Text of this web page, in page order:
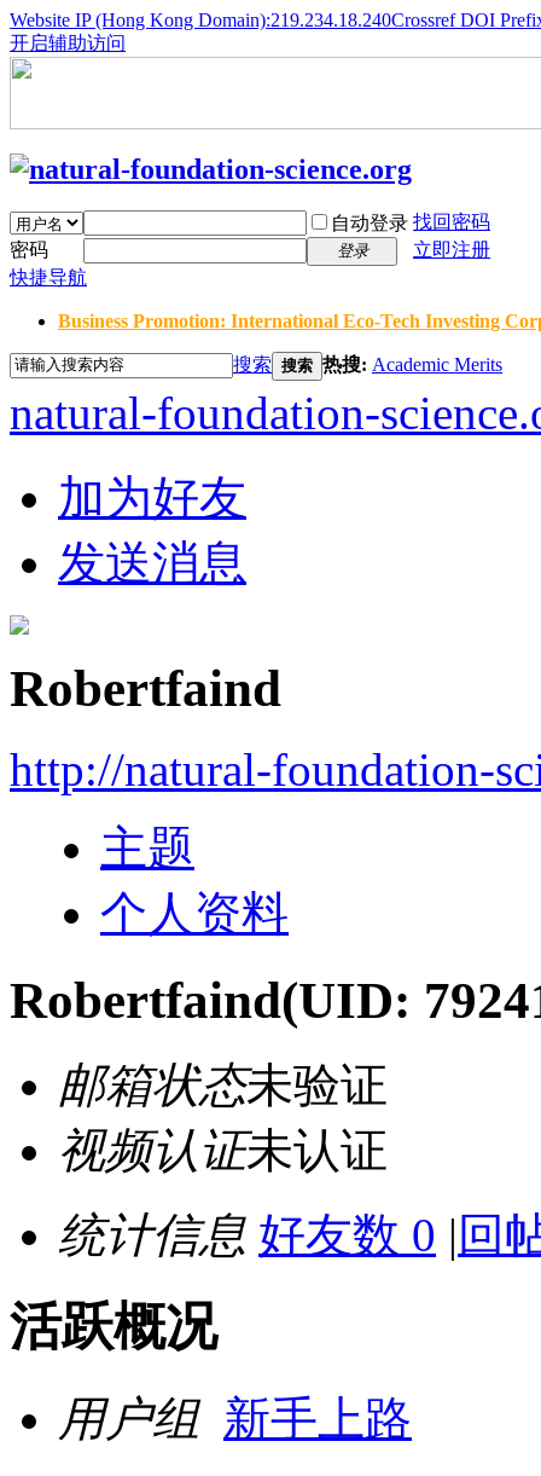
Website IP (Hong Kong Domain):219.234.18.240Crossref DOI
开启辅助访问
自动登录 找回密码
密码
登录
立即注册
快捷导航
Business Promotion: International Eco-Tech Investing
搜索 搜索 热搜: Academic Merits
natural-foundation-
加为好友
发送消息
Robertfaind
http://natural-foundation-
主题
个人资料
Robertfaind(UID:
邮箱状态未验证
视频认证未认证
统计信息 好友数 0 | 回
活跃概况
用户组 新手上路